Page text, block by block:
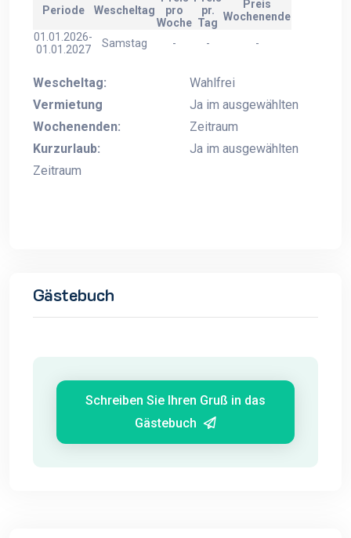
Periode Wescheltag
pro
Woche
pr.
Tag
Preis
Wochenende
01.01.2026-
01.01.2027
Samstag - - -
Wescheltag:
Wahlfrei
Vermietung
Wochenenden:
Ja im ausgewählten
Zeitraum
Kurzurlaub:
Ja im ausgewählten
Zeitraum
Gästebuch
Schreiben Sie Ihren Gruß in das
Gästebuch